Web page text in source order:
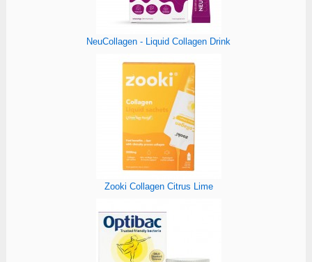
NeuCollagen - Liquid Collagen Drink
Zooki Collagen Citrus Lime